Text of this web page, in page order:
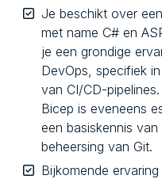
Je beschikt over
met name C# en
je een grondige
DevOps, specifiek
van CI/CD-
Bicep is eveneens
een basiskennis
beheersing van Git.
Bijkomende ervaring